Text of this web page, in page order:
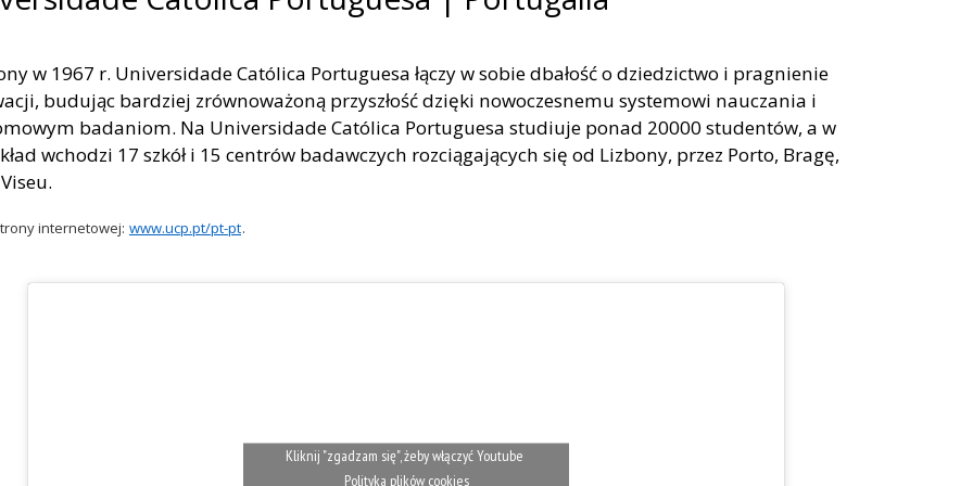
w 1967 r. Universidade Católica Portuguesa łączy w sobie dbałość o dziedzictwo i pragnienie
budując bardziej zrównoważoną przyszłość dzięki nowoczesnemu systemowi nauczania i
badaniom. Na Universidade Católica Portuguesa studiuje ponad 20000 studentów, a w
wchodzi 17 szkół i 15 centrów badawczych rozciągających się od Lizbony, przez Porto, Bragę,
internetowej: www.ucp.pt/pt-pt.
Kliknij "zgadzam się", żeby włączyć Youtube
Polityka plików cookies